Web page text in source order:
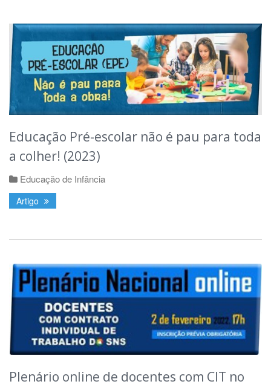
Educação Pré-escolar não é pau para toda
a colher! (2023)
Educação de Infância
Artigo
Plenário online de docentes com CIT no